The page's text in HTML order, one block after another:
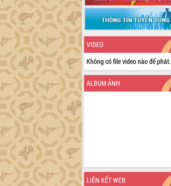
VIDEO
Không có file video nào để phát.
ALBUM ẢNH
LIÊN KẾT WEB